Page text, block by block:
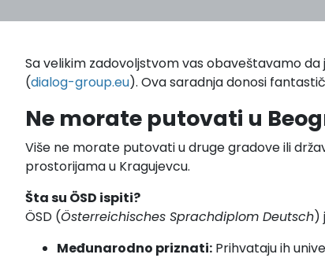
Sa velikim zadovoljstvom vas obaveštavamo da
(dialog-group.eu). Ova saradnja donosi
Ne morate putovati u
Više ne morate putovati u druge gradove ili
prostorijama u Kragujevcu.
Šta su ÖSD ispiti?
ÖSD (Österreichisches Sprachdiplom Deutsch)
Međunarodno priznati: Prihvataju ih